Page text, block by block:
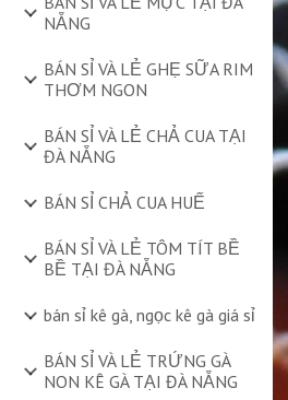
NẴNG
BÁN SỈ VÀ LẺ GHẸ SỮA RIM
THƠM NGON
BÁN SỈ VÀ LẺ CHẢ CUA TẠI
ĐÀ NẴNG
BÁN SỈ CHẢ CUA HUẾ
BÁN SỈ VÀ LẺ TÔM TÍT BỀ
BỀ TẠI ĐÀ NẴNG
bán sỉ kê gà, ngọc kê gà giá sỉ
BÁN SỈ VÀ LẺ TRỨNG GÀ
NON KÊ GÀ TẠI ĐÀ NẴNG